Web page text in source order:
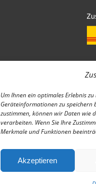
Um Ihnen ein optimales Erlebnis
Geräteinformationen zu speichern
zustimmen, können wir Daten wie
verarbeiten. Wenn Sie Ihre
Merkmale und Funktionen
Akzeptieren